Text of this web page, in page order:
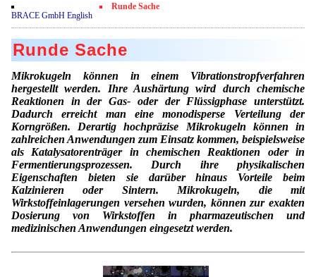
Movie
Testimonials
Certificates
Privacy Policy
Contact
Microsphere Units
Heating Chambers
Dryer
Sorting Units
Used Equipment - Special Offers
Inquiry
Spherisator Series
Spherisator M2
Pilot Units
Production Units
Inquiry
Services
Process
Microcapsules
Microencapsulation
Contract Manufacturing
Rental Equipment
Inquiry
Case Studies
Catalyst Support
Dust Removal
Emulsifiers
Flavor Capsules
Hollow Spheres
Articles
Hf and ZrHf mixed Microspheres
Ultra spherical granulation (english)
Ultra spherical granulation (francais)
Des microbilles de granulométrie précise
Jobs
Contact
Contact Form
Inquiry
Search
User Pages
BRACE GmbH English
Runde Sache
Runde Sache
Mikrokugeln können in einem Vibrationstropfverfahren
hergestellt werden. Ihre Aushärtung wird durch chemische
Reaktionen in der Gas- oder der Flüssigphase unterstützt.
Dadurch erreicht man eine monodisperse Verteilung der
Korngrößen. Derartig hochpräzise Mikrokugeln können in
zahlreichen Anwendungen zum Einsatz kommen, beispielsweise
als Katalysatorenträger in chemischen Reaktionen oder in
Fermentierungsprozessen. Durch ihre physikalischen
Eigenschaften bieten sie darüber hinaus Vorteile beim
Kalzinieren oder Sintern. Mikrokugeln, die mit
Wirkstoffeinlagerungen versehen wurden, können zur exakten
Dosierung von Wirkstoffen in pharmazeutischen und
medizinischen Anwendungen eingesetzt werden.